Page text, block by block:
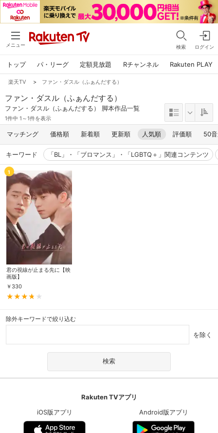
メニュー 検索 ログイン
トップ パ・リーグ 定額見放題 Rチャンネル Rakuten PLAY
楽天TV > ファン・ダスル（ふぁんだする）
ファン・ダスル（ふぁんだする）
ファン・ダスル（ふぁんだする） 脚本作品一覧
1件中 1～1件を表示
マッチング 価格順 新着順 更新順 人気順 評価順 50
キーワード 「BL」・「ブロマンス」・「LGBTQ＋」関連コンテンツ
1
君の視線が止まる先に【映
画版】
￥ 330
除外キーワードで絞り込む
を除く
Rakuten TVアプリ
iOS版アプリ
Android版アプリ